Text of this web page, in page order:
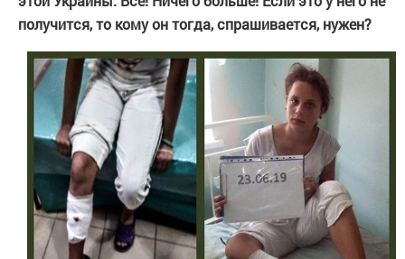
получится, то кому он тогда, спрашивается, нужен?